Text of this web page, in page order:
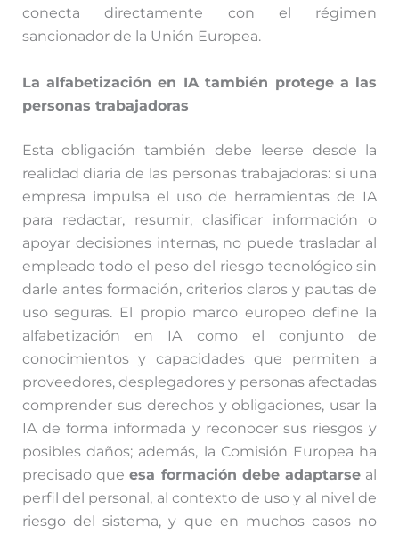
conecta directamente con el régimen
sancionador de la Unión Europea.
La alfabetización en IA también protege a las
personas trabajadoras
Esta obligación también debe leerse desde la
realidad diaria de las personas trabajadoras: si una
empresa impulsa el uso de herramientas de IA
para redactar, resumir, clasificar información o
apoyar decisiones internas, no puede trasladar al
empleado todo el peso del riesgo tecnológico sin
darle antes formación, criterios claros y pautas de
uso seguras. El propio marco europeo define la
alfabetización en IA como el conjunto de
conocimientos y capacidades que permiten a
proveedores, desplegadores y personas afectadas
comprender sus derechos y obligaciones, usar la
IA de forma informada y reconocer sus riesgos y
posibles daños; además, la Comisión Europea ha
precisado queesa formación debe adaptarse al
perfil del personal, al contexto de uso y al nivel de
riesgo del sistema, y que en muchos casos no